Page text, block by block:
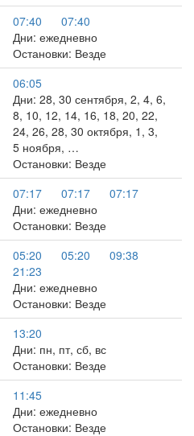
07:40
07:40
Дни: ежедневно
Остановки: Везде
06:05
Дни: 28, 30 сентября, 2, 4, 6,
8, 10, 12, 14, 16, 18, 20, 22,
24, 26, 28, 30 октября, 1, 3,
5 ноября, …
Остановки: Везде
07:17 07:17
07:17
Дни: ежедневно
Остановки: Везде
05:20 05:20
09:38
21:23
Дни: ежедневно
Остановки: Везде
13:20
Дни: пн, пт, сб, вс
Остановки: Везде
11:45
Дни: ежедневно
Остановки: Везде